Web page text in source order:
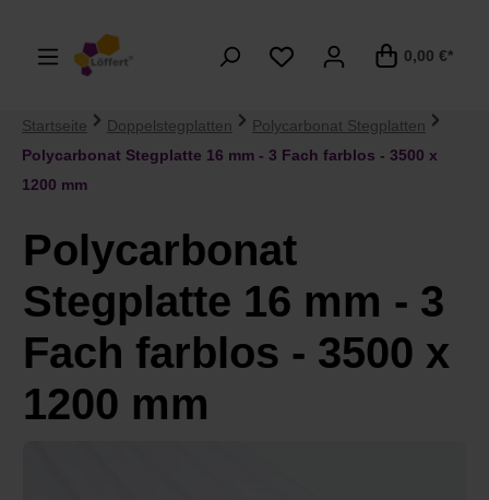
0,00 €*
Startseite Doppelstegplatten
Polycarbonat Stegplatten
Polycarbonat Stegplatte 16 mm - 3 Fach farblos - 3500 x
1200 mm
Polycarbonat
Stegplatte 16 mm - 3
Fach farblos - 3500 x
1200 mm